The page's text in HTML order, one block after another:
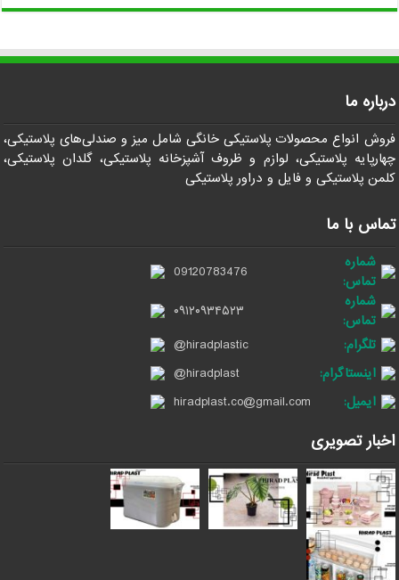
درباره ما
فروش انواع محصولات پلاستیکی خانگی شامل میز و صندلی‌های پلاستیکی،
چهارپایه پلاستیکی، لوازم و ظروف آشپزخانه پلاستیکی، گلدان پلاستیکی،
کلمن پلاستیکی و فایل و دراور پلاستیکی
تماس با ما
شماره
تماس:
09120783476
شماره
تماس:
۰۹۱۲۰۹۳۴۵۲۳
تلگرام:
@hiradplastic
اینستاگرام:
@hiradplast
ایمیل:
hiradplast.co@gmail.com
اخبار تصویری